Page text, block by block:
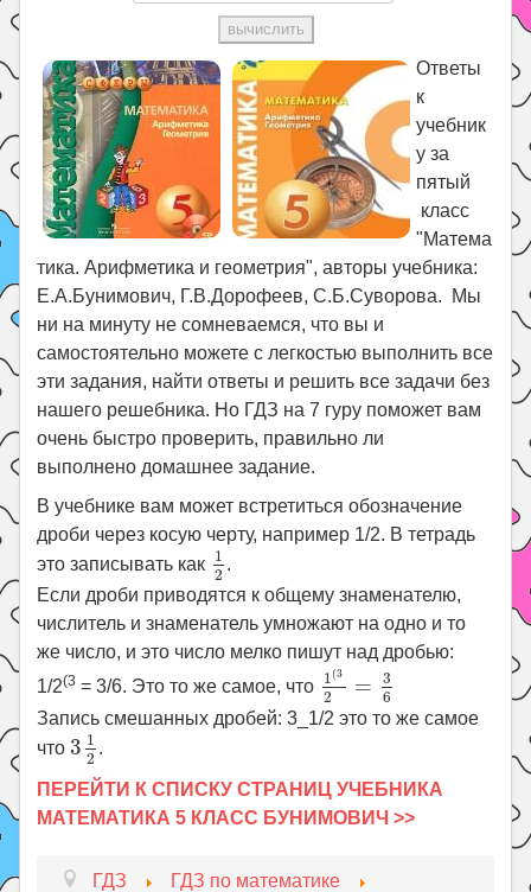
Ответы
к
учебник
у за
пятый
класс
"Матема
тика. Арифметика и геометрия", авторы учебника:
Е.А.Бунимович, Г.В.Дорофеев, С.Б.Суворова. Мы
ни на минуту не сомневаемся, что вы и
самостоятельно можете с легкостью выполнить все
эти задания, найти ответы и решить все задачи без
нашего решебника. Но ГДЗ на 7 гуру поможет вам
очень быстро проверить, правильно ли
выполнено домашнее задание.
В учебнике вам может встретиться обозначение
дроби через косую черту, например 1/2. В тетрадь
это записывать как 1
2
12
.
Если дроби приводятся к общему знаменателю,
числитель и знаменатель умножают на одно и то
же число, и это число мелко пишут над дробью:
1/2(3 = 3/6. Это то же самое, что 1(3
2 =
3
6
1(3 =36
Запись смешанных дробей: 3_1/2 это то же самое
что 3 1
2
312
.
ПЕРЕЙТИ К СПИСКУ СТРАНИЦ УЧЕБНИКА
МАТЕМАТИКА 5 КЛАСС БУНИМОВИЧ >>
ГДЗ
ГДЗ по математике